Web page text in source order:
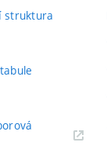
struktura